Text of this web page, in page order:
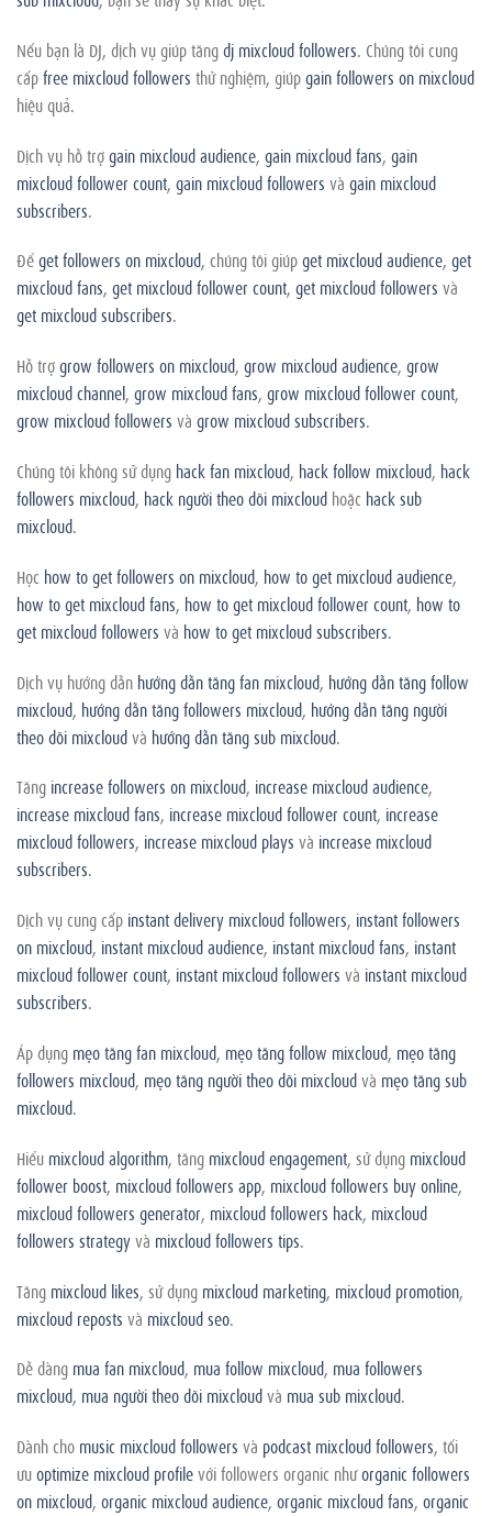
Nếu bạn là DJ, dịch vụ giúp tăngdj mixcloud followers. Chúng tôi cung
cấpfree mixcloud followers thử nghiệm, giúpgain followers on mixcloud
hiệu quả.
Dịch vụ hỗ trợgain mixcloud audience, gain mixcloud fans, gain
mixcloud follower count, gain mixcloud followers và gain mixcloud
subscribers.
Đểget followers on mixcloud, chúng tôi giúpget mixcloud audience, get
mixcloud fans, get mixcloud follower count, get mixcloud followers và
get mixcloud subscribers.
Hỗ trợgrow followers on mixcloud, grow mixcloud audience, grow
mixcloud channel, grow mixcloud fans, grow mixcloud follower count,
grow mixcloud followers và grow mixcloud subscribers.
Chúng tôi không sử dụng hack fan mixcloud, hack follow mixcloud, hack
followers mixcloud, hack người theo dõi mixcloud hoặc hack sub
mixcloud.
Học how to get followers on mixcloud, how to get mixcloud audience,
how to get mixcloud fans, how to get mixcloud follower count, how to
get mixcloud followers và how to get mixcloud subscribers.
Dịch vụ hướng dẫn hướng dẫn tăng fan mixcloud, hướng dẫn tăng follow
mixcloud, hướng dẫn tăng followers mixcloud, hướng dẫn tăng người
theo dõi mixcloudvà hướng dẫn tăng sub mixcloud.
Tăng increase followers on mixcloud, increase mixcloud audience,
increase mixcloud fans, increase mixcloud follower count, increase
mixcloud followers, increase mixcloud plays và increase mixcloud
subscribers.
Dịch vụ cung cấp instant delivery mixcloud followers, instant followers
on mixcloud, instant mixcloud audience, instant mixcloud fans, instant
mixcloud follower count, instant mixcloud followers và instant mixcloud
subscribers.
Áp dụng mẹo tăng fan mixcloud, mẹo tăng follow mixcloud, mẹo tăng
followers mixcloud, mẹo tăng người theo dõi mixcloudvà mẹo tăng sub
mixcloud.
Hiểu mixcloud algorithm, tăng mixcloud engagement, sử dụng mixcloud
follower boost, mixcloud followers app, mixcloud followers buy online,
mixcloud followers generator, mixcloud followers hack, mixcloud
followers strategyvà mixcloud followers tips.
Tăng mixcloud likes, sử dụng mixcloud marketing, mixcloud promotion,
mixcloud reposts và mixcloud seo.
Dễ dàng mua fan mixcloud, mua follow mixcloud, mua followers
mixcloud, mua người theo dõi mixcloudvà mua sub mixcloud.
Dành cho music mixcloud followers và podcast mixcloud followers, tối
ưuoptimize mixcloud profilevới followers organic nhưorganic followers
on mixcloud, organic mixcloud audience, organic mixcloud fans, organic